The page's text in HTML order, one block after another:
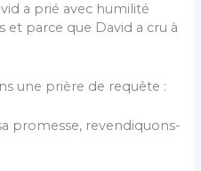
a prié avec humilité
et parce que David a cru à
une prière de requête :
promesse, revendiquons-